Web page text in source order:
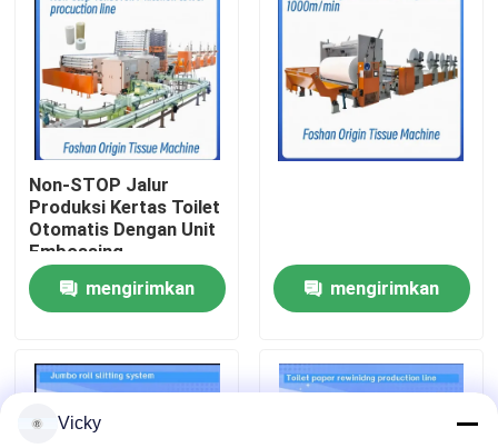
Tur Pabrik
Kontrol Kualitas
Hubungi Kami
Berita
Minta Kutipan
VR
Jalur Produksi Kertas Tissue
Non-STOP Jalur
Produksi Kertas Toilet
Otomatis Dengan Unit
Embossing
mengirimkan
mengirimkan
Vicky